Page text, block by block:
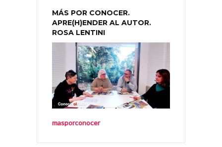
MÁS POR CONOCER.
APRE(H)ENDER AL AUTOR.
ROSA LENTINI
masporconocer